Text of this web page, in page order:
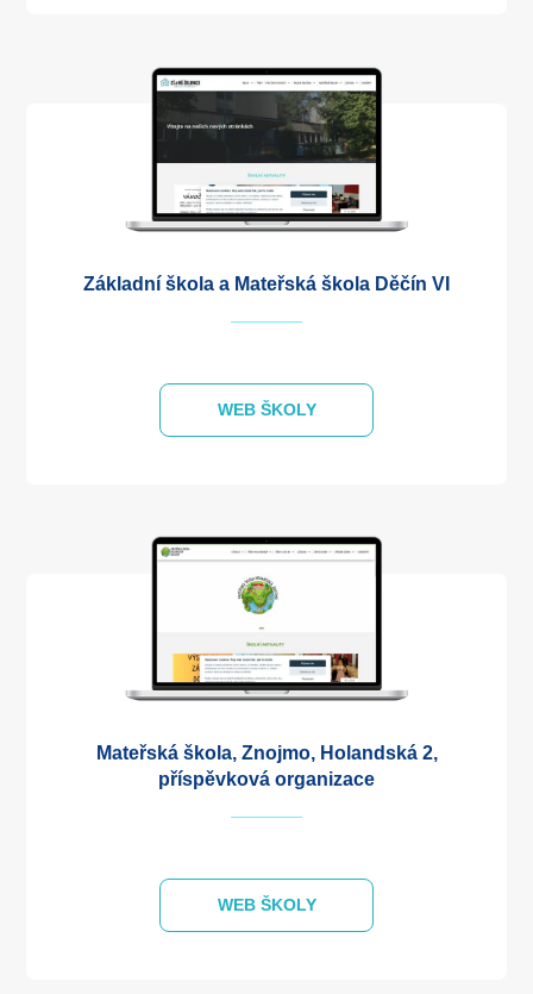
Základní škola a Mateřská škola Děčín VI
WEB ŠKOLY
Mateřská škola, Znojmo, Holandská 2,
příspěvková organizace
WEB ŠKOLY